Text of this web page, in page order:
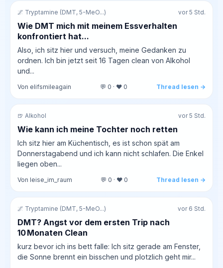
🌌 Tryptamine (DMT, 5-MeO...) vor 5 Std.
Wie DMT mich mit meinem Essverhalten
konfrontiert hat...
Also, ich sitz hier und versuch, meine Gedanken zu
ordnen. Ich bin jetzt seit 16 Tagen clean von Alkohol
und...
Von elifsmileagain 💬 0 · ❤️ 0 Thread lesen →
🍺 Alkohol vor 5 Std.
Wie kann ich meine Tochter noch retten
Ich sitz hier am Küchentisch, es ist schon spät am
Donnerstagabend und ich kann nicht schlafen. Die Enkel
liegen oben...
Von leise_im_raum 💬 0 · ❤️ 0 Thread lesen →
🌌 Tryptamine (DMT, 5-MeO...) vor 6 Std.
DMT? Angst vor dem ersten Trip nach
10 Monaten Clean
kurz bevor ich ins bett falle: Ich sitz gerade am Fenster,
die Sonne brennt ein bisschen und plotzlich geht mir...